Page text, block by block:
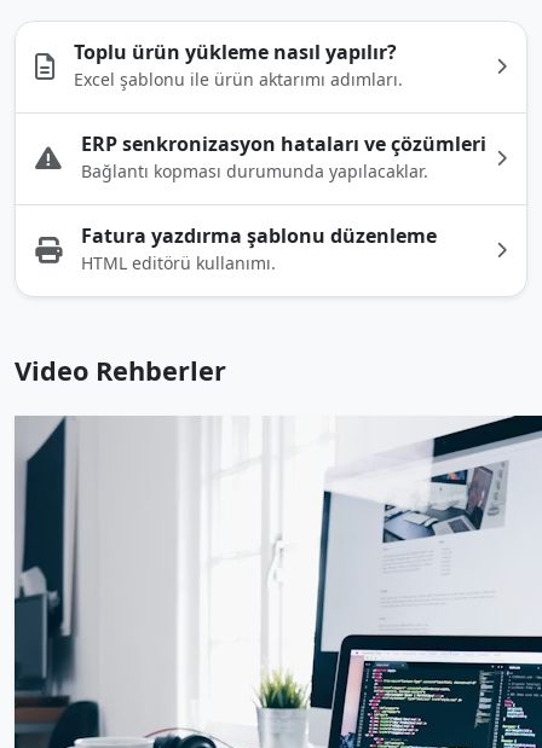
Toplu ürün yükleme nasıl yapılır?
Excel şablonu ile ürün aktarımı adımları.
ERP senkronizasyon hataları ve çözümleri
Bağlantı kopması durumunda yapılacaklar.
Fatura yazdırma şablonu düzenleme
HTML editörü kullanımı.
Video Rehberler